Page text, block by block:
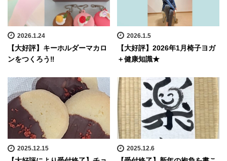
2026.1.24
【大好評】キーホルダーマカロ
ンをつくろう‼
2026.1.5
【大好評】2026年1月椅子ヨガ
＋健康知識★
2025.12.15 2025.12.6